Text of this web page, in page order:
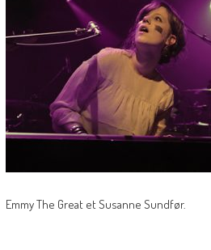
Emmy The Great et Susanne Sundfør.